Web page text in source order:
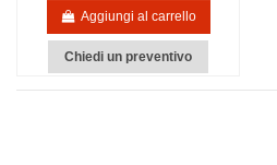
Aggiungi al carrello
Chiedi un preventivo